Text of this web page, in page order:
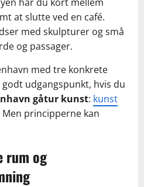
at slutte ved en café.
med skulpturer og små
og passager.
med tre konkrete
udgangspunkt, hvis du
gåtur kunst: kunst
Men principperne kan
rum og